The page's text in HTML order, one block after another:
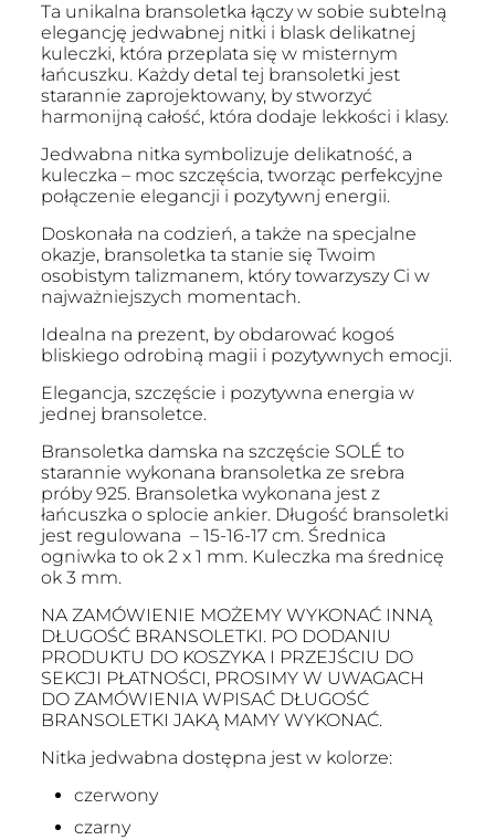
Ta unikalna bransoletka łączy w sobie subtelną
elegancję jedwabnej nitki i blask delikatnej
kuleczki, która przeplata się w misternym
łańcuszku. Każdy detal tej bransoletki jest
starannie zaprojektowany, by stworzyć
harmonijną całość, która dodaje lekkości i klasy.
Jedwabna nitka symbolizuje delikatność, a
kuleczka – moc szczęścia, tworząc perfekcyjne
połączenie elegancji i pozytywnj energii.
Doskonała na codzień, a także na specjalne
okazje, bransoletka ta stanie się Twoim
osobistym talizmanem, który towarzyszy Ci w
najważniejszych momentach.
Idealna na prezent, by obdarować kogoś
bliskiego odrobiną magii i pozytywnych emocji.
Elegancja, szczęście i pozytywna energia w
jednej bransoletce.
Bransoletka damska na szczęście SOLÉ to
starannie wykonana bransoletka ze srebra
próby 925. Bransoletka wykonana jest z
łańcuszka o splocie ankier. Długość bransoletki
jest regulowana – 15-16-17 cm. Średnica
ogniwka to ok 2 x 1 mm. Kuleczka ma średnicę
ok 3 mm.
NA ZAMÓWIENIE MOŻEMY WYKONAĆ INNĄ
DŁUGOŚĆ BRANSOLETKI. PO DODANIU
PRODUKTU DO KOSZYKA I PRZEJŚCIU DO
SEKCJI PŁATNOŚCI, PROSIMY W UWAGACH
DO ZAMÓWIENIA WPISAĆ DŁUGOŚĆ
BRANSOLETKI JAKĄ MAMY WYKONAĆ.
Nitka jedwabna dostępna jest w kolorze:
czerwony
czarny